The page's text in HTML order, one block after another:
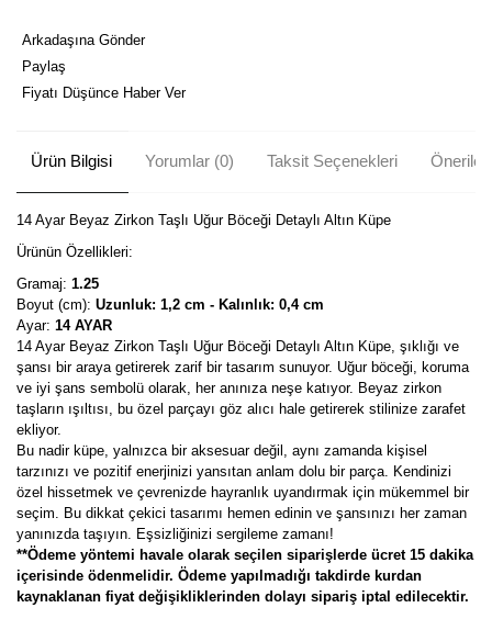
Arkadaşına Gönder
Paylaş
Fiyatı Düşünce Haber Ver
Ürün Bilgisi Yorumlar (0) Taksit Seçenekleri
14 Ayar Beyaz Zirkon Taşlı Uğur Böceği Detaylı Altın Küpe
Ürünün Özellikleri:
Gramaj: 1.25
Boyut (cm): Uzunluk: 1,2 cm - Kalınlık: 0,4 cm
Ayar: 14 AYAR
14 Ayar Beyaz Zirkon Taşlı Uğur Böceği Detaylı Altın Küpe, şıklığı ve
şansı bir araya getirerek zarif bir tasarım sunuyor. Uğur böceği, koruma
ve iyi şans sembolü olarak, her anınıza neşe katıyor. Beyaz zirkon
taşların ışıltısı, bu özel parçayı göz alıcı hale getirerek stilinize zarafet
ekliyor.
Bu nadir küpe, yalnızca bir aksesuar değil, aynı zamanda kişisel
tarzınızı ve pozitif enerjinizi yansıtan anlam dolu bir parça. Kendinizi
özel hissetmek ve çevrenizde hayranlık uyandırmak için mükemmel bir
seçim. Bu dikkat çekici tasarımı hemen edinin ve şansınızı her zaman
yanınızda taşıyın. Eşsizliğinizi sergileme zamanı!
**Ödeme yöntemi havale olarak seçilen siparişlerde ücret 15 dakika
içerisinde ödenmelidir. Ödeme yapılmadığı takdirde kurdan
kaynaklanan fiyat değişikliklerinden dolayı sipariş iptal edilecektir.